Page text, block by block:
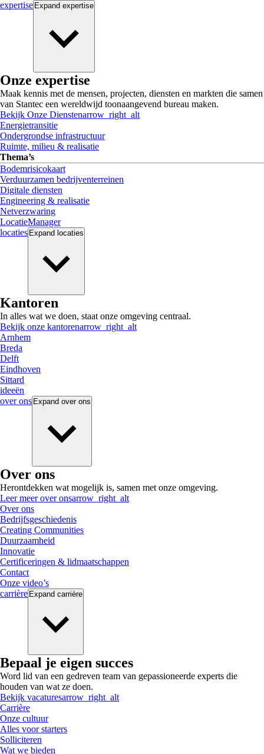
expertise Expand expertise
Onze expertise
Maak kennis met de mensen, projecten, diensten en markten die samen
van Stantec een wereldwijd toonaangevend bureau maken.
Bekijk Onze Dienstenarrow_right_alt
Energietransitie
Ondergrondse infrastructuur
Ruimte, milieu & realisatie
Thema’s
Bodemrisicokaart
Verduurzamen bedrijventerreinen
Digitale diensten
Engineering & realisatie
Netverzwaring
LocatieManager
locaties Expand locaties
Kantoren
In alles wat we doen, staat onze omgeving centraal.
Bekijk onze kantorenarrow_right_alt
Arnhem
Breda
Delft
Eindhoven
Sittard
ideeën
over ons Expand over ons
Over ons
Herontdekken wat mogelijk is, samen met onze omgeving.
Leer meer over onsarrow_right_alt
Over ons
Bedrijfsgeschiedenis
Creating Communities
Duurzaamheid
Innovatie
Certificeringen & lidmaatschappen
Contact
Onze video’s
carrière Expand carrière
Bepaal je eigen succes
Word lid van een gedreven team van gepassioneerde experts die
houden van wat ze doen.
Bekijk vacaturesarrow_right_alt
Carrière
Onze cultuur
Alles voor starters
Solliciteren
Wat we bieden